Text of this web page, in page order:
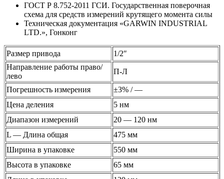
ГОСТ Р 8.752-2011 ГСИ. Государственная поверочная
схема для средств измерений крутящего момента силы
Техническая документация «GARWIN INDUSTRIAL
LTD.», Гонконг
Размер привода
1/2″
Направление работы право/
лево
П-Л
Погрешность измерения
±3% / —
Цена деления
5 нм
Диапазон измерений
20 — 120 нм
L — Длина общая
475 мм
Ширина в упаковке
550 мм
Высота в упаковке
65 мм